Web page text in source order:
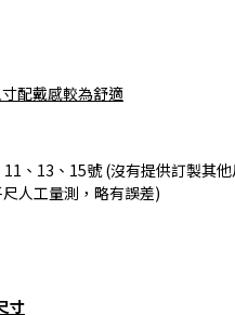
配戴感較為舒適
、13、15號 (沒有提供訂製其
人工量測，略有誤差)
寸